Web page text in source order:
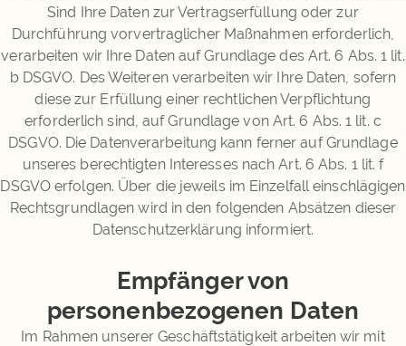
Sind Ihre Daten zur Vertragserfüllung oder zur
Durchführung vorvertraglicher Maßnahmen erforderlich,
verarbeiten wir Ihre Daten auf Grundlage des Art. 6 Abs. 1 lit.
b DSGVO. Des Weiteren verarbeiten wir Ihre Daten, sofern
diese zur Erfüllung einer rechtlichen Verpflichtung
erforderlich sind, auf Grundlage von Art. 6 Abs. 1 lit. c
DSGVO. Die Datenverarbeitung kann ferner auf Grundlage
unseres berechtigten Interesses nach Art. 6 Abs. 1 lit. f
DSGVO erfolgen. Über die jeweils im Einzelfall einschlägigen
Rechtsgrundlagen wird in den folgenden Absätzen dieser
Datenschutzerklärung informiert.
Empfänger von
personenbezogenen Daten
Im Rahmen unserer Geschäftstätigkeit arbeiten wir mit